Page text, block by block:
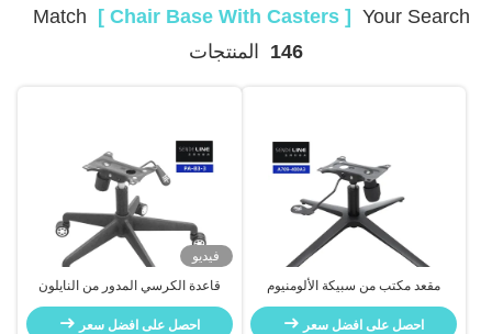
Your Search
[ Chair Base With Casters ]
146 المنتجات
مقعد مكتب من سبيكة الألومنيوم
قاعدة معدنية قاعدة مقعد متحرك 800
ملم مع عجلات
احصل على افضل سعر
فيديو
قاعدة الكرسي المدور من النايلون
الأسود مع عجلات ارتفاع قابل للتعديل
احصل على افضل سعر